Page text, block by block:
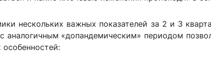
Информационные ресурсы
нескольких важных показателей за 2 и 3
аналогичным «допандемическим» периодом